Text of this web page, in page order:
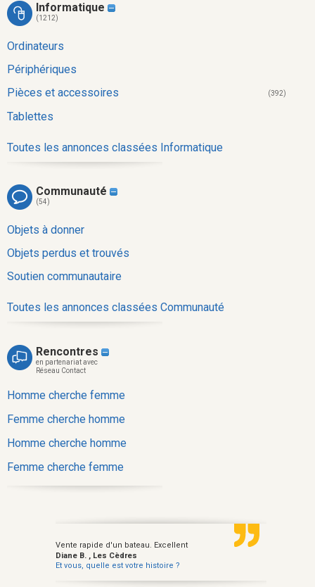
Informatique
(1212)
Ordinateurs
Périphériques
Pièces et accessoires
(392)
Tablettes
Toutes les annonces classées Informatique
Communauté
(54)
Objets à donner
Objets perdus et trouvés
Soutien communautaire
Toutes les annonces classées Communauté
Rencontres
en partenariat avec
Réseau Contact
Homme cherche femme
Femme cherche homme
Homme cherche homme
Femme cherche femme
Vente rapide d'un bateau. Excellent
Diane B. , Les Cèdres
Et vous, quelle est votre histoire ?